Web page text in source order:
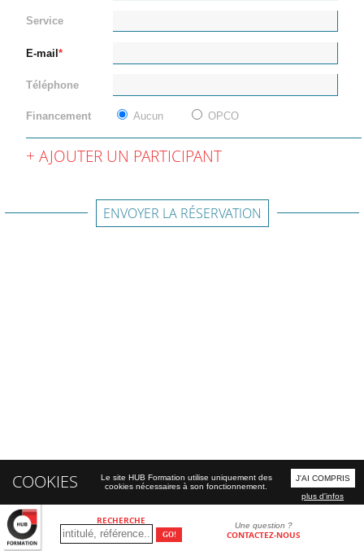
RECHERCHE Une question ?
CONTACTEZ-NOUS
Service
E-mail
Téléphone
Financement Aucun OPCO
AJOUTER UN PARTICIPANT
ENVOYER LA RÉSERVATION
COOKIES
Le site HUB Formation utilise uniquement des
cookies nécessaires à son fonctionnement.
J'AI COMPRIS
plus d'infos